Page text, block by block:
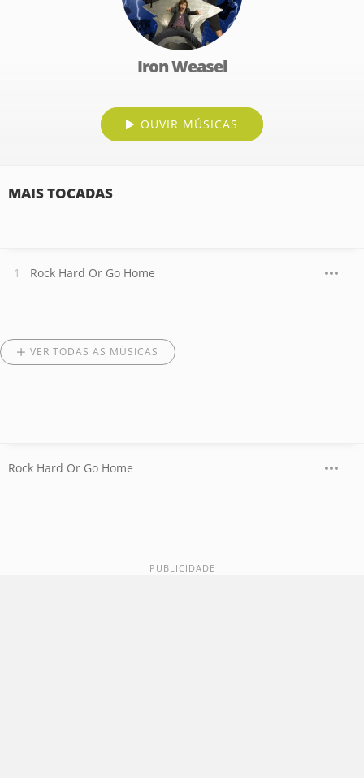
Iron Weasel
OUVIR MÚSICAS
MAIS TOCADAS
Rock Hard Or Go Home
VER TODAS AS MÚSICAS
Rock Hard Or Go Home